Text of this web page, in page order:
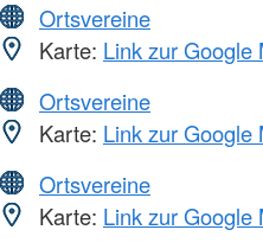
Ortsvereine
Karte: Link zur Google
Ortsvereine
Karte: Link zur Google
Ortsvereine
Karte: Link zur Google